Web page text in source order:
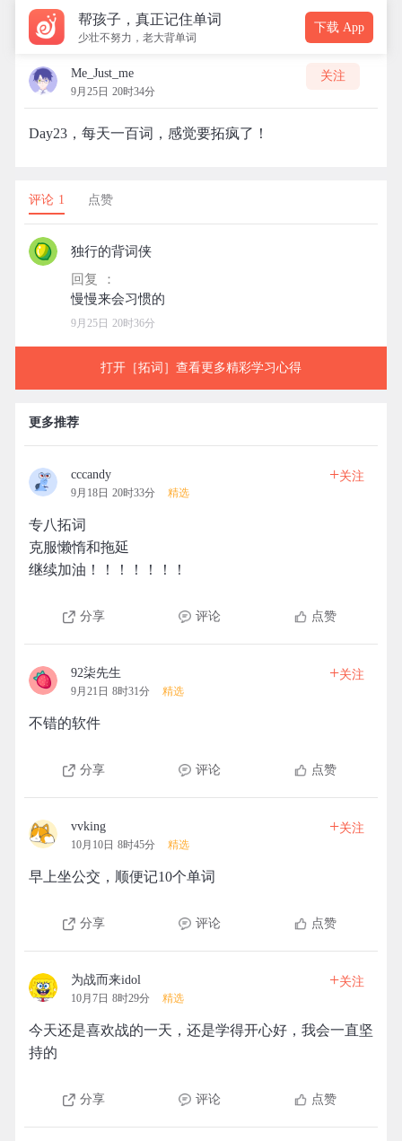
帮孩子，真正记住单词
少壮不努力，老大背单词
下载 App
Me_Just_me
9月25日 20时34分
关注
Day23，每天一百词，感觉要拓疯了！
评论 1 点赞
独行的背词侠
回复 ：
9月25日 20时36分
打开［拓词］查看更多精彩学习心得
更多推荐
cccandy
9月18日 20时33分 精选
+关注
专八拓词
克服懒惰和拖延
继续加油！！！！！！！
分享 评论 点赞
92柒先生
9月21日 8时31分 精选
+关注
不错的软件
分享 评论 点赞
vvking
10月10日 8时45分 精选
+关注
早上坐公交，顺便记10个单词
分享 评论 点赞
为战而来idol
10月7日 8时29分 精选
+关注
今天还是喜欢战的一天，还是学得开心好，我会一直坚
持的
分享 评论 点赞